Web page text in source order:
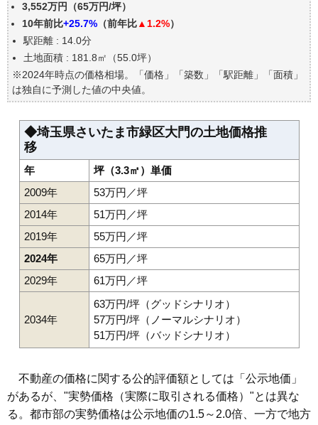
エリアの将来性を人口予想から検討しよう
自分の年収でいくらの不動産が買える？
3,552万円（65万円/坪）
10年前比+25.7% （前年比▲1.2%）
駅距離 : 14.0分
土地面積 : 181.8㎡（55.0坪）
※2024年時点の価格相場。「価格」「築数」「駅距離」「面積」
は独自に予測した値の中央値。
◆埼玉県さいたま市緑区大門の土地価格推
移
年
坪（3.3㎡）単価
2009年
53万円／坪
2014年
51万円／坪
2019年
55万円／坪
2024年
65万円／坪
2029年
61万円／坪
2034年
63万円/坪（グッドシナリオ）
57万円/坪（ノーマルシナリオ）
51万円/坪（バッドシナリオ）
不動産の価格に関する公的評価額としては「公示地価」
があるが、"実勢価格（実際に取引される価格）"とは異な
る。都市部の実勢価格は公示地価の1.5～2.0倍、一方で地方